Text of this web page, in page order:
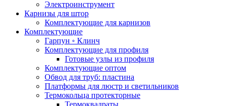
Электроинструмент
Карнизы для штор
Комплектующие для карнизов
Комплектующие
Гарпун ◦ Клинч
Комплектующие для профиля
Готовые узлы из профиля
Комплектующие оптом
Обвод для труб: пластина
Платформы для люстр и светильников
Термокольца протекторные
Термоквадраты